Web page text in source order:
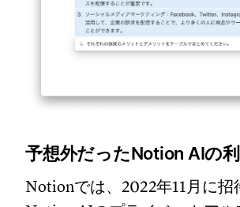
予想外だったNotion AIの
Notionでは、2022年11月に招